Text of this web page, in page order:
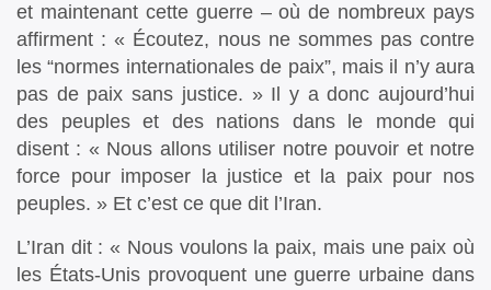
et maintenant cette guerre – où de nombreux pays
affirment : « Écoutez, nous ne sommes pas contre
les “normes internationales de paix”, mais il n’y aura
pas de paix sans justice. » Il y a donc aujourd’hui
des peuples et des nations dans le monde qui
disent : « Nous allons utiliser notre pouvoir et notre
force pour imposer la justice et la paix pour nos
peuples. » Et c’est ce que dit l’Iran.
L’Iran dit : « Nous voulons la paix, mais une paix où
les États-Unis provoquent une guerre urbaine dans